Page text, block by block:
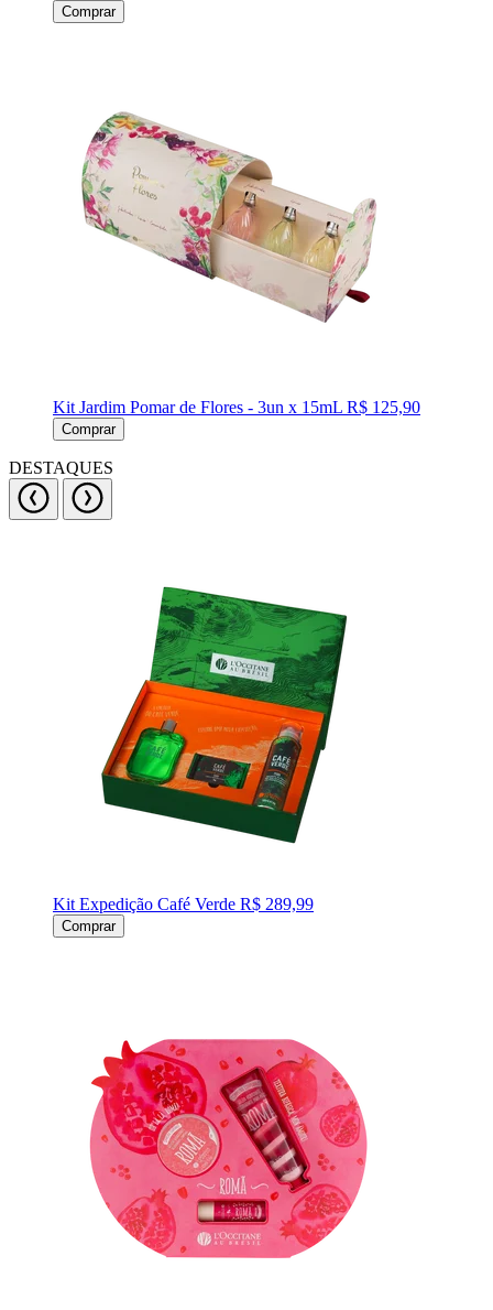
Comprar
Kit Jardim Pomar de Flores - 3un x 15mL R$ 125,90
Comprar
DESTAQUES
Kit Expedição Café Verde R$ 289,99
Comprar